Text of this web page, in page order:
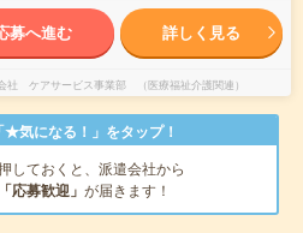
募へ進む 詳しく見る
社 ケアサービス事業部 （医療福祉介護関連）
気になる！」をタップ！
しておくと、派遣会社から
「応募歓迎」 が届きます！